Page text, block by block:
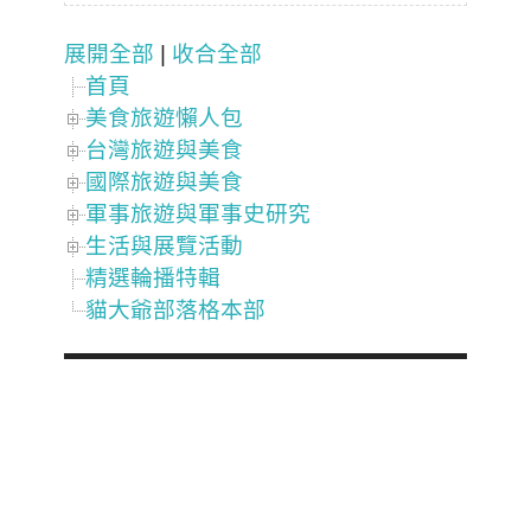
展開全部
收合全部
首頁
美食旅遊懶人包
台灣旅遊與美食
國際旅遊與美食
軍事旅遊與軍事史研究
生活與展覽活動
精選輪播特輯
貓大爺部落格本部